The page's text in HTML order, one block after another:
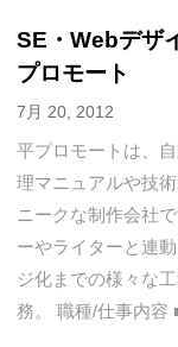
SE・Webデザ
プロモート
7月 20, 2012
平プロモートは、
理マニュアルや技
ニークな制作会社
ーやライターと連
ジ化までの様々な
務。 職種/仕事内容